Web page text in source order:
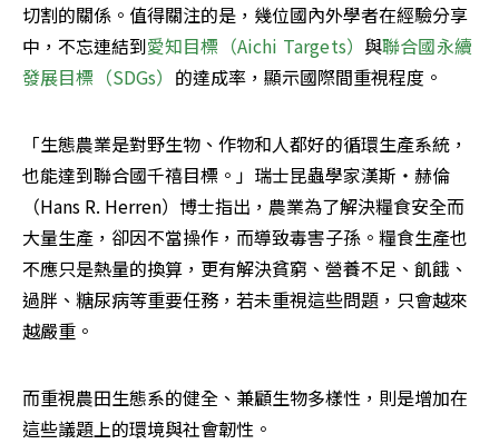
切割的關係。值得關注的是，幾位國內外學者在經驗分享
中，不忘連結到愛知目標（Aichi Targets） 與聯合國永續
發展目標（SDGs） 的達成率，顯示國際間重視程度。
「生態農業是對野生物、作物和人都好的循環生產系統，
也能達到聯合國千禧目標。」瑞士昆蟲學家漢斯‧赫倫
（Hans R. Herren）博士指出，農業為了解決糧食安全而
大量生產，卻因不當操作，而導致毒害子孫。糧食生產也
不應只是熱量的換算，更有解決貧窮、營養不足、飢餓、
過胖、糖尿病等重要任務，若未重視這些問題，只會越來
越嚴重。
而重視農田生態系的健全、兼顧生物多樣性，則是增加在
這些議題上的環境與社會韌性。